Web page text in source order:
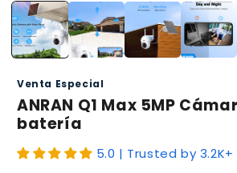
elemento
multimedia
1
en
una
modal
Venta Especial
ANRAN Q1 Max 5MP
batería
5.0 | Trusted by